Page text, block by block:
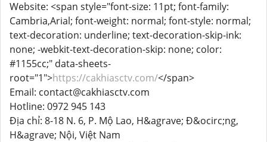
Website: <span style="font-size: 11pt; font-family:
Cambria,Arial; font-weight: normal; font-style: normal;
text-decoration: underline; text-decoration-skip-ink:
none; -webkit-text-decoration-skip: none; color:
#1155cc;" data-sheets-
root="1">https://cakhiasctv.com/</span>
Email: contact@cakhiasctv.com
Hotline: 0972 945 143
Địa chỉ: 8-18 N. 6, P. Mộ Lao, H&agrave; Đ&ocirc;ng,
H&agrave; Nội, Việt Nam